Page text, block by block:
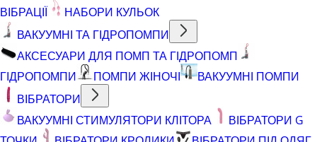
ВІБРАЦІЇ
НАБОРИ КУЛЬОК
ВАКУУМНІ ТА ГІДРОПОМПИ
АКСЕСУАРИ ДЛЯ ПОМП ТА ГІДРОПОМП
ГІДРОПОМПИ
ПОМПИ ЖІНОЧІ
ВАКУУМНІ ПОМПИ
ВІБРАТОРИ
ВАКУУМНІ СТИМУЛЯТОРИ КЛІТОРА
ВІБРАТОРИ G